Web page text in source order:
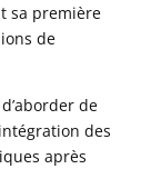
sa première
de
de
des
après